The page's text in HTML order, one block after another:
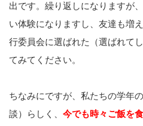
出です。繰り返しになりますが
い体験になりますし、友達も増
行委員会に選ばれた（選ばれて
てみてください。
ちなみにですが、私たちの学年
談）らしく、 今でも時々ご飯を